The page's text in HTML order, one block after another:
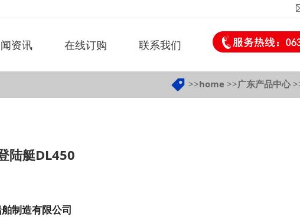
资讯 在线订购 联系我们
>>home >>广东产品中心
陆艇DL450
制造有限公司